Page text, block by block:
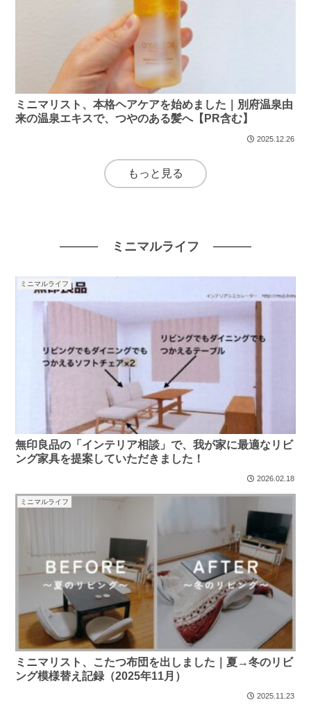
ミニマリスト、本格ヘアケアを始めました｜別府温泉由
来の温泉エキスで、つやのある髪へ【PR含む】
2025.12.26
もっと見る
ミニマルライフ
ミニマルライフ
無印良品の「インテリア相談」で、我が家に最適なリビ
ング家具を提案していただきました！
2026.02.18
ミニマルライフ
ミニマリスト、こたつ布団を出しました｜夏→冬のリビ
ング模様替え記録（2025年11月）
2025.11.23